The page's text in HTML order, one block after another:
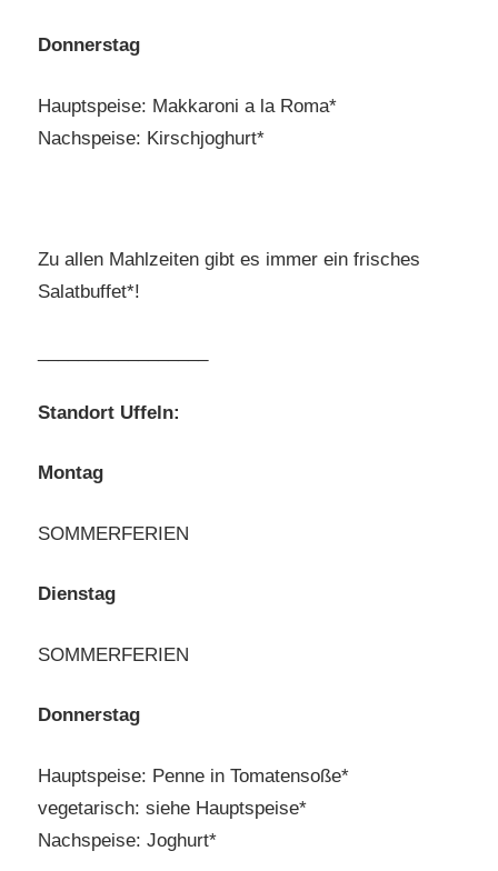
Donnerstag
Hauptspeise: Makkaroni a la Roma*
Nachspeise: Kirschjoghurt*
Zu allen Mahlzeiten gibt es immer ein frisches
Salatbuffet*!
Standort Uffeln:
Montag
SOMMERFERIEN
Dienstag
SOMMERFERIEN
Donnerstag
Hauptspeise: Penne in Tomatensoße*
vegetarisch: siehe Hauptspeise*
Nachspeise: Joghurt*